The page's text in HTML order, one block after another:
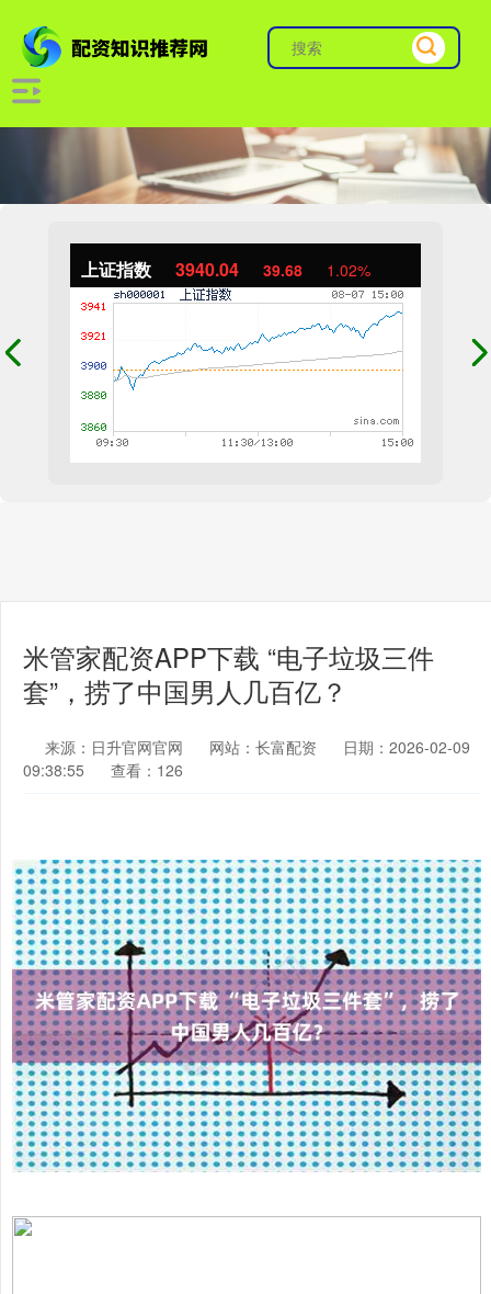
上证指数 3940.04 39.68 1.02%
米管家配资APP下载 “电子垃圾三件
套”，捞了中国男人几百亿？
来源：日升官网官网 网站：长富配资
日期：2026-02-09
09:38:55
查看：126